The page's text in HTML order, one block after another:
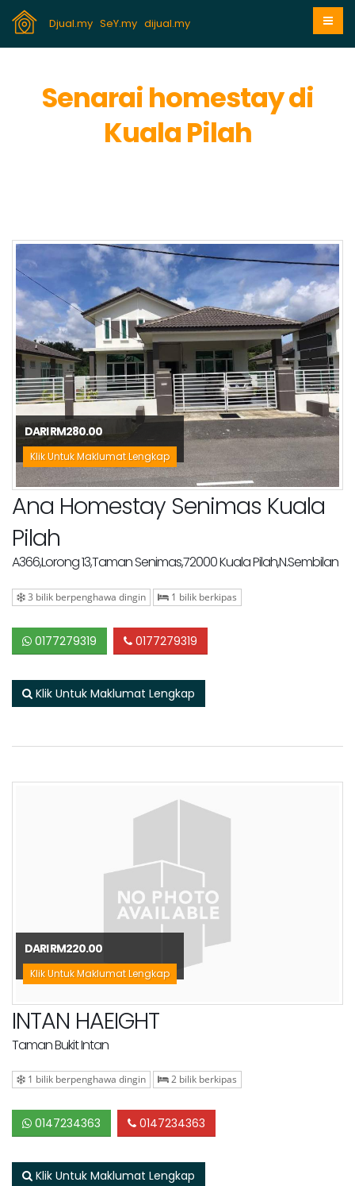
Djual.my SeY.my dijual.my
Senarai homestay di
Kuala Pilah
DARI RM280.00
Klik Untuk Maklumat Lengkap
Ana Homestay Senimas Kuala
Pilah
A366,Lorong 13,Taman Senimas,72000 Kuala Pilah,N.Sembilan
3 bilik berpenghawa dingin 1 bilik berkipas
0177279319 0177279319
Klik Untuk Maklumat Lengkap
DARI RM220.00
Klik Untuk Maklumat Lengkap
INTAN HAEIGHT
Taman Bukit Intan
1 bilik berpenghawa dingin 2 bilik berkipas
0147234363 0147234363
Klik Untuk Maklumat Lengkap